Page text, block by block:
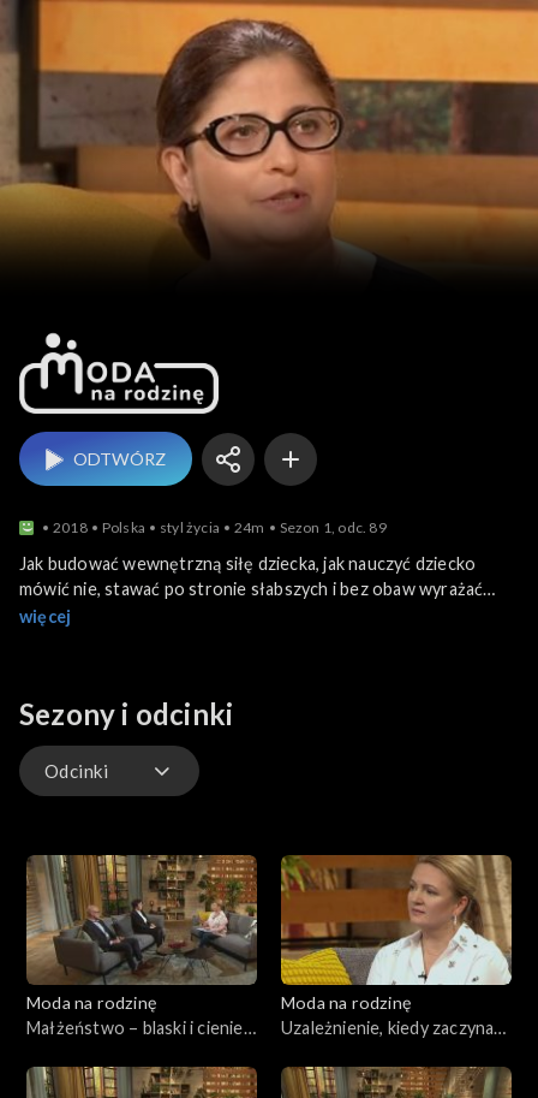
Moda na rodzinę
ODTWÓRZ
2018 Polska styl życia 24m Sezon 1, odc. 89
Jak budować wewnętrzną siłę dziecka, jak nauczyć dziecko
mówić nie, stawać po stronie słabszych i bez obaw wyrażać
własne zdanie? A ponadto w programie: Jak współczesna
wspomnienia literackie Dominiki Figurskiej.
więcej
Sezony i odcinki
Odcinki
Moda na rodzinę
Małżeństwo – blaski i cienie,
Moda na rodzinę
Uzależnienie, kiedy zaczyna